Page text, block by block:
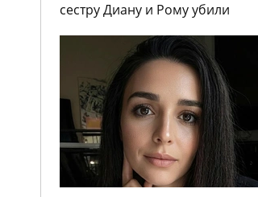
сестру Диану и Рому убили